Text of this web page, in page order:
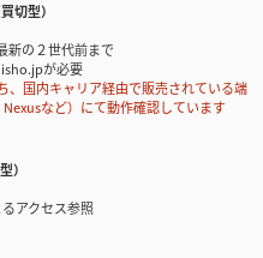
切型）
新の２世代前まで
が必要
国内キャリア経由で販売されている端
Nexusなど）にて動作確認しています
）
アクセス参照